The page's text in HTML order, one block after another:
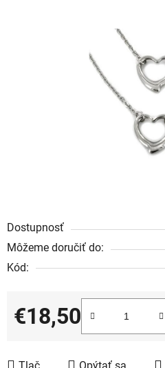
Dostupnosť
Môžeme doručiť do:
Kód:
€18,50
Jednotková cena:
Tlač Opýtať sa